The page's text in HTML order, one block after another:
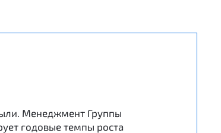
Менеджмент Группы
годовые темпы роста